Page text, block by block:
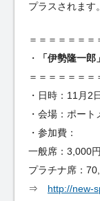
プラスされます。
＝＝＝＝＝＝＝
・
「伊勢隆一
＝＝＝＝＝＝＝
・日時：11月2
・会場：ポー
・参加費：
一般席：3,000円
プラチナ席：
⇒ http://new-